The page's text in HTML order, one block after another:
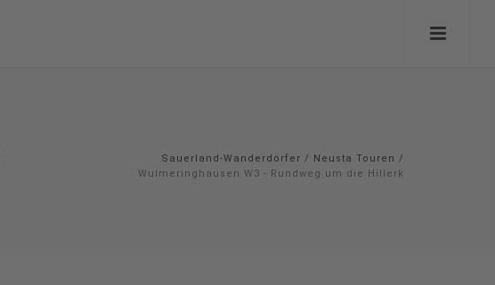
Sauerland-Wanderdörfer / Neusta Touren /
Wulmeringhausen W3 - Rundweg um die Hillerk